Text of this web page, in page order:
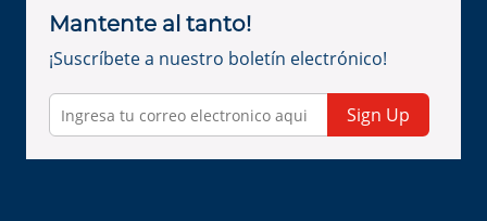
Mantente al tanto!
¡Suscríbete a nuestro boletín electrónico!
Sign Up